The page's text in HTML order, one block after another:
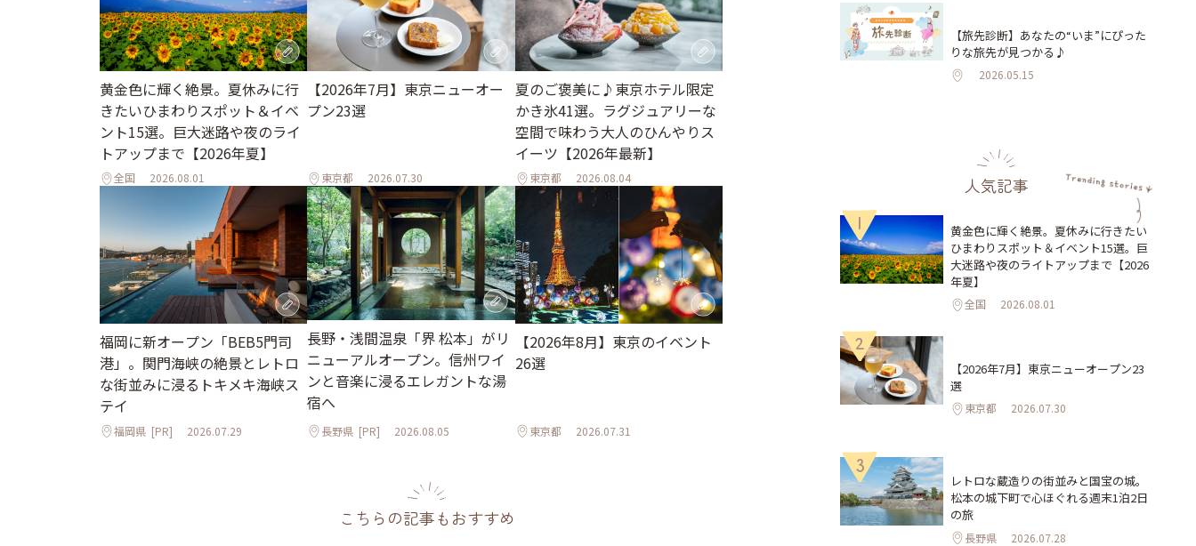
黄金色に輝く絶景。夏休みに行
きたいひまわりスポット＆イベ
ント15選。巨大迷路や夜のライ
トアップまで【2026年夏】
全国 2026.08.01
【2026年7月】東京ニューオー
プン23選
東京都 2026.07.30
夏のご褒美に♪東京ホテル限定
かき氷41選。ラグジュアリーな
空間で味わう大人のひんやりス
イーツ【2026年最新】
東京都 2026.08.04
福岡に新オープン「BEB5門司
港」。関門海峡の絶景とレトロ
な街並みに浸るトキメキ海峡ス
テイ
福岡県 [PR] 2026.07.29
長野・浅間温泉「界 松本」がリ
ニューアルオープン。信州ワイ
ンと音楽に浸るエレガントな湯
宿へ
長野県 [PR] 2026.08.05
【2026年8月】東京のイベント
26選
東京都 2026.07.31
こちらの記事もおすすめ
【旅先診断】あなたの“いま”にぴった
りな旅先が見つかる♪
2026.05.15
人気記事
1
黄金色に輝く絶景。夏休みに行きたい
ひまわりスポット＆イベント15選。巨
大迷路や夜のライトアップまで【2026
年夏】
全国 2026.08.01
2
【2026年7月】東京ニューオープン23
選
東京都 2026.07.30
3
レトロな蔵造りの街並みと国宝の城。
松本の城下町で心ほぐれる週末1泊2日
の旅
長野県 2026.07.28